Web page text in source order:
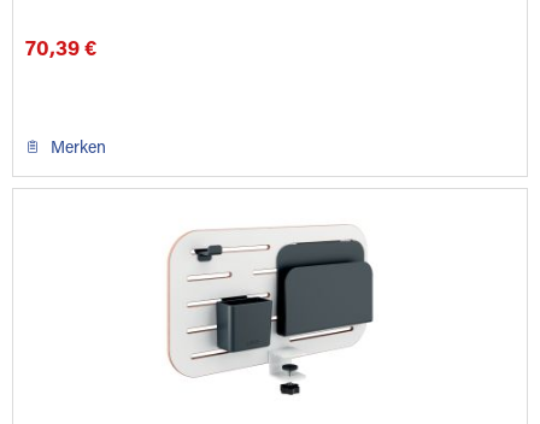
70,39 €
Merken